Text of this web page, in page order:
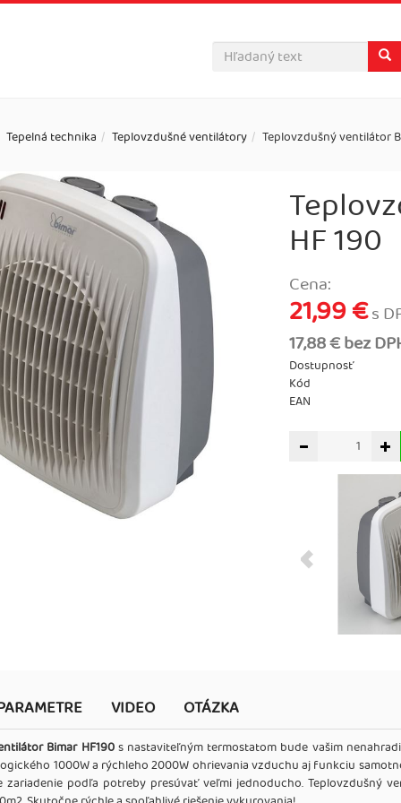
Tepelná technika Teplovzdušné ventilátory Teplovzdušný ventilátor
HF 190
Cena:
21,99 €s
17,88 € bez
Dostupnosť
Kód
EAN
VIDEO OTÁZKA
Bimar HF190s nastaviteľným termostatom bude vašim
1000W a rýchleho 2000W ohrievania vzduchu aj funkciu
zariadenie podľa potreby presúvať veľmi jednoducho. Teplovzdušný